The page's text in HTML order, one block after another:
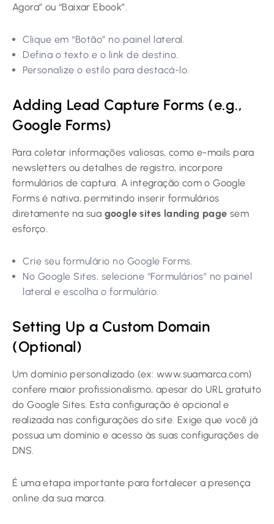
Agora” ou “Baixar Ebook”.
Clique em “Botão” no painel lateral.
Defina o texto e o link de destino.
Personalize o estilo para destacá-lo.
Adding Lead Capture Forms (e.g.,
Google Forms)
Para coletar informações valiosas, como e-mails para
newsletters ou detalhes de registro, incorpore
formulários de captura. A integração com o Google
Forms é nativa, permitindo inserir formulários
diretamente na sua google sites landing page sem
esforço.
Crie seu formulário no Google Forms.
No Google Sites, selecione “Formulários” no painel
lateral e escolha o formulário.
Setting Up a Custom Domain
(Optional)
Um domínio personalizado (ex: www.suamarca.com)
confere maior profissionalismo, apesar do URL gratuito
do Google Sites. Esta configuração é opcional e
realizada nas configurações do site. Exige que você já
possua um domínio e acesso às suas configurações de
DNS.
É uma etapa importante para fortalecer a presença
online da sua marca.